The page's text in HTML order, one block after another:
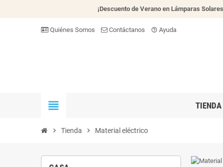
¡Descuento de Verano en Lámparas
Quiénes Somos Contáctanos help_outline Ayuda
view_headline TIENDA
chevron_right Tienda chevron_right Material eléctrico